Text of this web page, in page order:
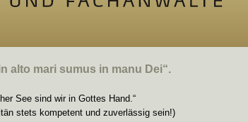
alto mari sumus in manu Dei“.
See sind wir in Gottes Hand.“
stets kompetent und zuverlässig sein!)